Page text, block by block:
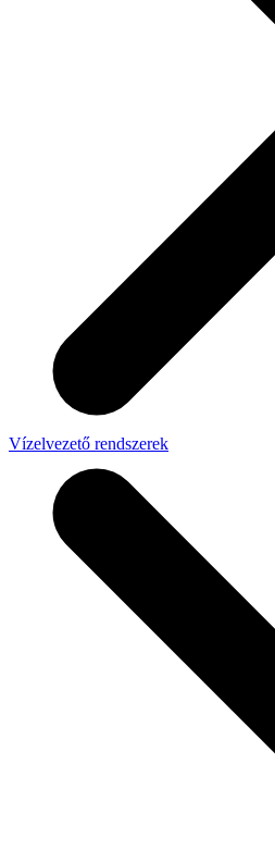
Vízelvezető rendszerek